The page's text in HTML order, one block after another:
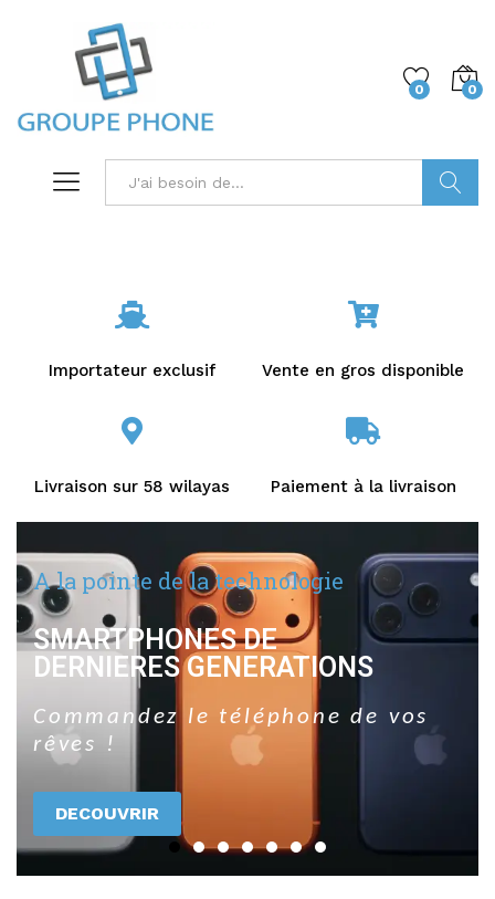
0 0
Importateur exclusif Vente en gros disponible
Livraison sur 58 wilayas Paiement à la livraison